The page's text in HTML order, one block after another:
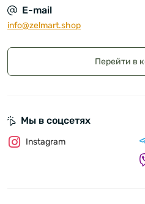
E-mail
info@zelmart.shop
Перейти в
Мы в соцсетях
Instagram